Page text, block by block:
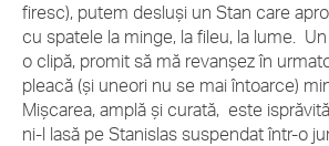
firesc), putem desluși un Stan care
cu spatele la minge, la fileu, la lume.
o clipă, promit să mă revanșez în
pleacă (și uneori nu se mai întoarce)
Mișcarea, amplă și curată, este
ni-l lasă pe Stanislas suspendat într-o